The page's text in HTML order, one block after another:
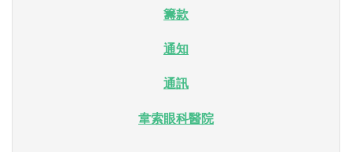
籌款
通知
通訊
韋索眼科醫院